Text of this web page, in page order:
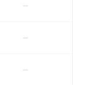
—
—
—